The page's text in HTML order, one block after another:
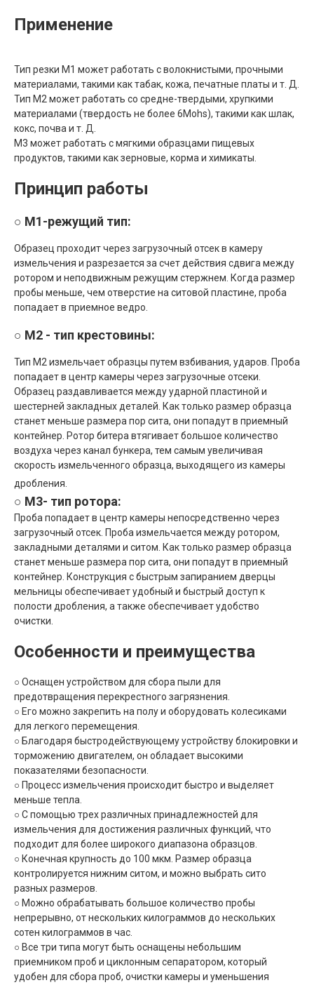
Применение
Тип резки M1 может работать с волокнистыми, прочными
материалами, такими как табак, кожа, печатные платы и т. Д.
Тип M2 может работать со средне-твердыми, хрупкими
материалами (твердость не более 6Mohs), такими как шлак,
кокс, почва и т. Д.
M3 может работать с мягкими образцами пищевых
продуктов, такими как зерновые, корма и химикаты.
Принцип работы
○ M1-режущий тип:
Образец проходит через загрузочный отсек в камеру
измельчения и разрезается за счет действия сдвига между
ротором и неподвижным режущим стержнем. Когда размер
пробы меньше, чем отверстие на ситовой пластине, проба
попадает в приемное ведро.
○ М2 - тип крестовины:
Тип М2 измельчает образцы путем взбивания, ударов. Проба
попадает в центр камеры через загрузочные отсеки.
Образец раздавливается между ударной пластиной и
шестерней закладных деталей. Как только размер образца
станет меньше размера пор сита, они попадут в приемный
контейнер. Ротор битера втягивает большое количество
воздуха через канал бункера, тем самым увеличивая
скорость измельченного образца, выходящего из камеры
дробления.
○ M3- тип ротора:
Проба попадает в центр камеры непосредственно через
загрузочный отсек. Проба измельчается между ротором,
закладными деталями и ситом. Как только размер образца
станет меньше размера пор сита, они попадут в приемный
контейнер. Конструкция с быстрым запиранием дверцы
мельницы обеспечивает удобный и быстрый доступ к
полости дробления, а также обеспечивает удобство
очистки.
Особенности и преимущества
○ Оснащен устройством для сбора пыли для
предотвращения перекрестного загрязнения.
○ Его можно закрепить на полу и оборудовать колесиками
для легкого перемещения.
○ Благодаря быстродействующему устройству блокировки и
торможению двигателем, он обладает высокими
показателями безопасности.
○ Процесс измельчения происходит быстро и выделяет
меньше тепла.
○ С помощью трех различных принадлежностей для
измельчения для достижения различных функций, что
подходит для более широкого диапазона образцов.
○ Конечная крупность до 100 мкм. Размер образца
контролируется нижним ситом, и можно выбрать сито
разных размеров.
○ Можно обрабатывать большое количество пробы
непрерывно, от нескольких килограммов до нескольких
сотен килограммов в час.
○ Все три типа могут быть оснащены небольшим
приемником проб и циклонным сепаратором, который
удобен для сбора проб, очистки камеры и уменьшения